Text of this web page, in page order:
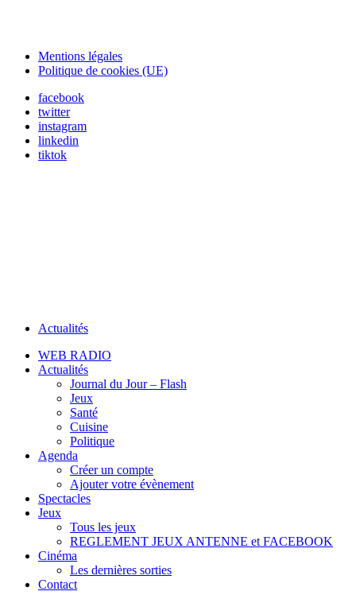
Mentions légales
Politique de cookies (UE)
facebook
twitter
instagram
linkedin
tiktok
Actualités
WEB RADIO
Actualités
Journal du Jour – Flash
Jeux
Santé
Cuisine
Politique
Agenda
Créer un compte
Ajouter votre évènement
Spectacles
Jeux
Tous les jeux
REGLEMENT JEUX ANTENNE et FACEBOOK
Cinéma
Les dernières sorties
Contact